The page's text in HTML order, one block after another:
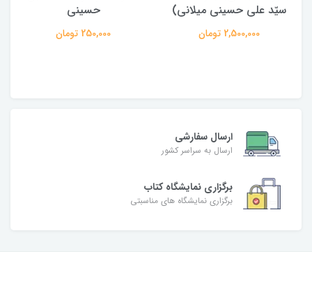
میلانی)
حسینی
ارسال سفارشی
ارسال به سراسر کشور
برگزاری نمایشگاه کتاب
برگزاری نمایشگاه های مناسبتی